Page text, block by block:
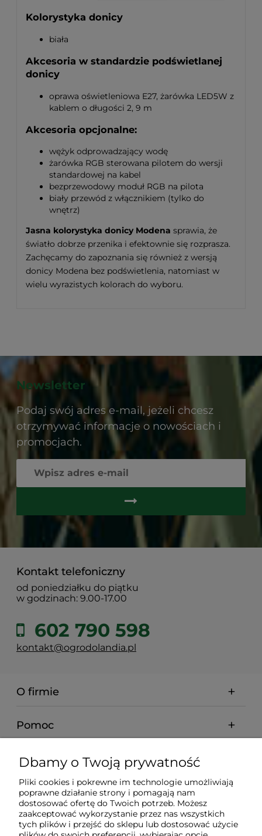
Kolorystyka donicy
biała
Akcesoria w standardzie podświetlanej
donicy
oprawa oświetleniowa E27, żarówka LED5W z
kablem o długości 2, 9 m
Akcesoria opcjonalne:
wężyk odprowadzający wodę
żarówka RGB sterowana pilotem do wersji
standardowej na kabel
bezprzewodowy moduł RGB na pilota
biały przewód z włącznikiem (tylko do
wnętrz)
Jasna kolorystyka donicy Modena sprawia, że
światło dobrze przenika i efektownie się rozprasza.
Zachęcamy do zapoznania się również z wersją
donicy Modena bez podświetlenia, natomiast w
wielu wyrazistych kolorach do wyboru.
Newsletter
Podaj swój adres e-mail, jeżeli chcesz
otrzymywać informacje o nowościach i
promocjach.
Kontakt telefoniczny
od poniedziałku do piątku
w godzinach: 9.00-17.00
602 790 598
kontakt@ogrodolandia.pl
O firmie
Pomoc
Dostawa
Gwarancja i zwroty
Moje konto
Dbamy o Twoją prywatność
Pliki cookies i pokrewne im technologie umożliwiają
poprawne działanie strony i pomagają nam
dostosować ofertę do Twoich potrzeb. Możesz
zaakceptować wykorzystanie przez nas wszystkich
tych plików i przejść do sklepu lub dostosować użycie